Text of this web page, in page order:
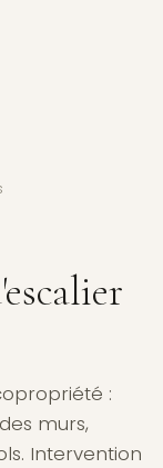
:
murs,
Intervention